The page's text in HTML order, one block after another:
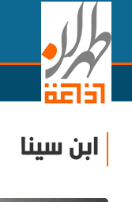
ابن سينا